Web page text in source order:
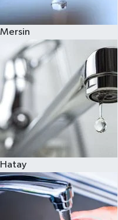
Mersin
Hatay